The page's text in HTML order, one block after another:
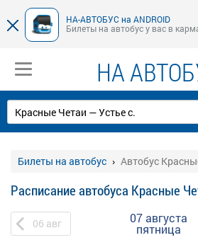
НА-АВТОБУС на ANDROID
Билеты на автобус у вас в
НА
Билеты на автобус Автобус
Расписание автобуса Красные
06 авг 07 августа
пятница